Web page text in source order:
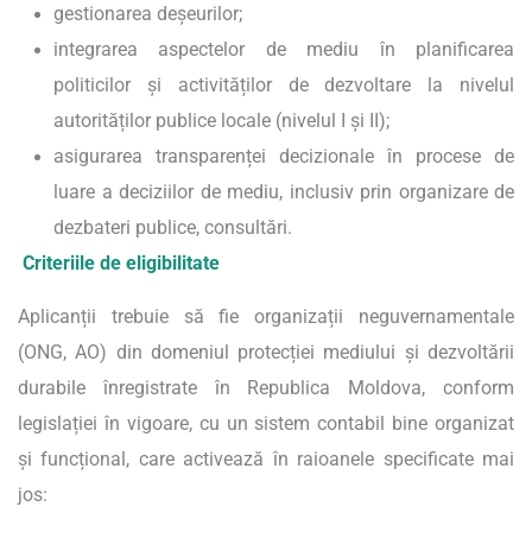
gestionarea deșeurilor;
integrarea aspectelor de mediu în planificarea
politicilor și activităților de dezvoltare la nivelul
autorităților publice locale (nivelul I și II);
asigurarea transparenței decizionale în procese de
luare a deciziilor de mediu, inclusiv prin organizare de
dezbateri publice, consultări.
Criteriile de eligibilitate
Aplicanții trebuie să fie organizații neguvernamentale
(ONG, AO) din domeniul protecției mediului și dezvoltării
durabile înregistrate în Republica Moldova, conform
legislației în vigoare, cu un sistem contabil bine organizat
și funcțional, care activează în raioanele specificate mai
jos: